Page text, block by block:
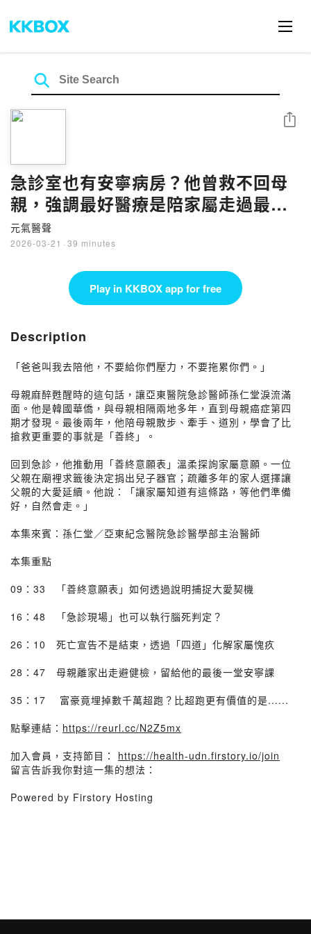
急診室也有安寧病房？他曾救不回母
親，強調最好醫療是陪家屬走過最痛
一哩路｜元氣聲活EP43
元氣醫聲
2026-03-21 · 39 minutes
Share
Play in KKBOX app for free
Description
「爸爸叫我去陪他，不要給你們壓力，不要拖累你們。」
母親麻醉甦醒時的這句話，讓亞東醫院急診醫師孫仁堂淚流滿
面。他是韓國華僑，與母親相隔兩地多年，直到母親癌症第四
期才發現。最後兩年，他陪母親散步、牽手、道別，學會了比
搶救更重要的事就是「善終」。
回到急診，他推動用「善終意願表」溫柔探詢家屬意願。一位
父親在廟裡求籤後決定捐出兒子器官；疏離多年的家人選擇讓
父親的大愛延續。他說：「讓家屬知道有這條路，等他們準備
好，自然會走。」
本集來賓：孫仁堂／亞東紀念醫院急診醫學部主治醫師
本集重點
09：33 「善終意願表」如何透過說明捕捉大愛契機
16：48 「急診現場」也可以執行腦死判定？
26：10 死亡宣告不是結束，透過「四道」化解家屬愧疚
28：47 母親離家出走避健檢，留給他的最後一堂安寧課
35：17 富豪竟埋掉數千萬超跑？比超跑更有價值的是......
點擊連結： https://reurl.cc/N2Z5mx
加入會員，支持節目： https://health-udn.firstory.io/join
留言告訴我你對這一集的想法：
Powered by Firstory Hosting